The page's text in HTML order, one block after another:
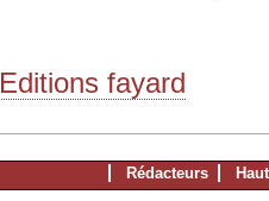
Editions fayard
Rédacteurs